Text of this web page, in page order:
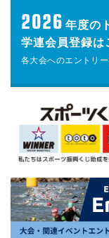
2026 年度の
学連会員登録は
各大会へのエントリ